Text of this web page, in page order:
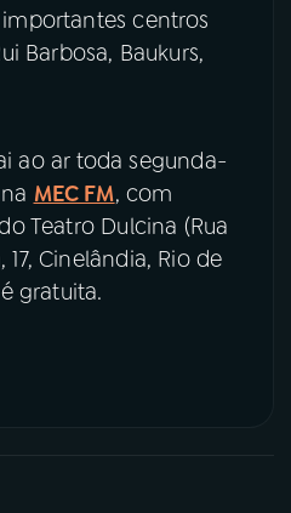
centros
Barbosa, Baukurs,
ao ar toda segunda-
MEC FM, com
Teatro Dulcina (Rua
Cinelândia, Rio de
gratuita.